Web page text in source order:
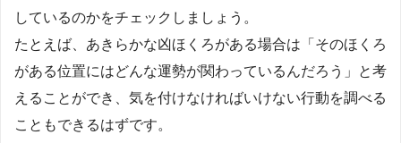
しているのかをチェックしましょう。
たとえば、あきらかな凶ほくろがある場合は「そのほくろ
がある位置にはどんな運勢が関わっているんだろう」と考
えることができ、気を付けなければいけない行動を調べる
こともできるはずです。